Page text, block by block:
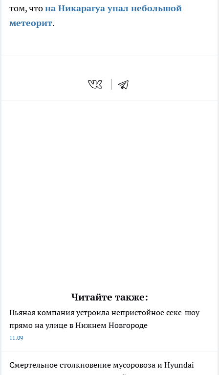
том, чтона Никарагуа упал небольшой
метеорит.
Читайте также:
Пьяная компания устроила непристойное секс-шоу
прямо на улице в Нижнем Новгороде
11:09
Смертельное столкновение мусоровоза и Hyundai